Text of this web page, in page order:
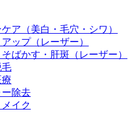
ア（美白・毛穴・シワ）
ップ（レーザー）
ばかす・肝斑（レーザー）
毛
ー除去
イク